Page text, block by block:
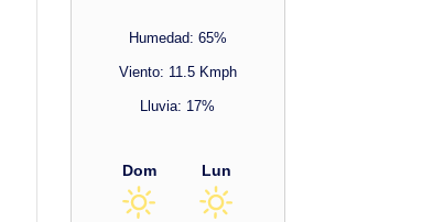
Humedad: 65%
Viento: 11.5 Kmph
Lluvia: 17%
Dom Lun